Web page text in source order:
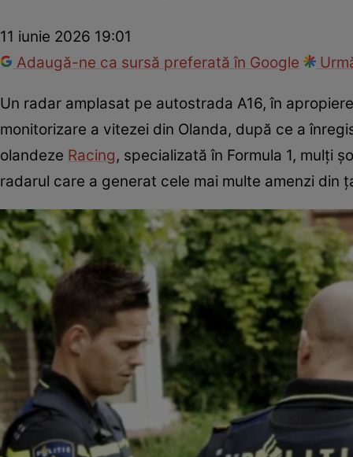
11 iunie 2026 19:01
Adaugă-ne ca sursă preferată în Google
Un radar amplasat pe autostrada A16, în
monitorizare a vitezei din Olanda, după ce a
olandeze Racing, specializată în Formula 1, mulți
radarul care a generat cele mai multe amenzi din